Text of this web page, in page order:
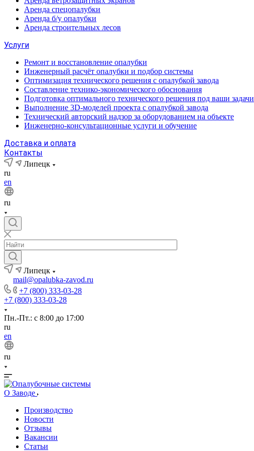
Аренда спецопалубки
Аренда б/у опалубки
Аренда строительных лесов
Услуги
Ремонт и восстановление опалубки
Инженерный расчёт опалубки и подбор системы
Оптимизация технического решения с опалубкой завода
Составление технико-экономического обоснования
Подготовка оптимального технического решения под ваши задачи
Выполнение 3D-моделей проекта с опалубкой завода
Технический авторский надзор за оборудованием на объекте
Инженерно-консультационные услуги и обучение
Доставка и оплата
Контакты
Липецк
ru
en
ru
Липецк
mail@opalubka-zavod.ru
+7 (800) 333-03-28
+7 (800) 333-03-28
Пн.-Пт.: с 8:00 до 17:00
ru
en
ru
О Заводе
Производство
Новости
Отзывы
Вакансии
Статьи